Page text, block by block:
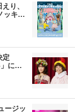
り、
ッキ…
定
」に…
ージッ